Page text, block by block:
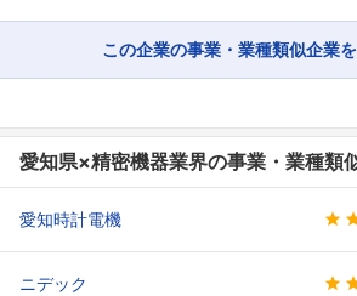
この企業の事業・業種類似企業
愛知県×精密機器業界の事業・業種類
愛知時計電機
ニデック